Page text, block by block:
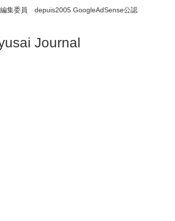
集委員 depuis2005 GoogleAdSense公認
Journal